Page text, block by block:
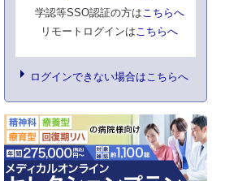
学認等SSO認証の方はこちらへ
リモートログインはこちらへ
ログインできない場合はこちらへ